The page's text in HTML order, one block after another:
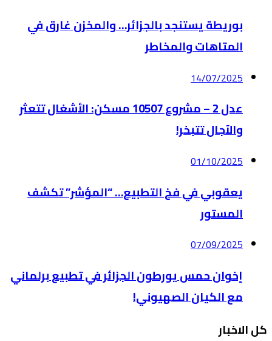
بوريطة يستنجد بالجزائر… والمخزن غارق في
المتاهات والمخاطر
14/07/2025
عدل 2 – مشروع 10507 مسكن: الأشغال تتعثر
والآجال تتبخر!
01/10/2025
يعقوبي في فخ التطبيع… “المؤشر” تكشف
المستور
07/09/2025
إخوان حمس يورطون الجزائر في تطبيع برلماني
مع الكيان الصهيوني!
كل الاخبار